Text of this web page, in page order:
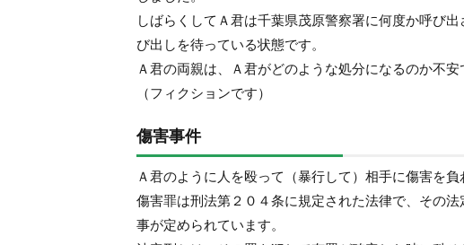
しばらくしてＡ君は千葉県茂原警察署に何度か呼び
び出しを待っている状態です。
Ａ君の両親は、Ａ君がどのような処分になるのか不安
（フィクションです）
傷害事件
Ａ君のように人を殴って（暴行して）相手に傷害を負
傷害罪は刑法第２０４条に規定された法律で、その
事が定められています。